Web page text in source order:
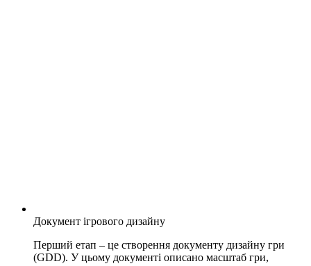
Документ ігрового дизайну
Перший етап – це створення документу дизайну гри
(GDD). У цьому документі описано масштаб гри,